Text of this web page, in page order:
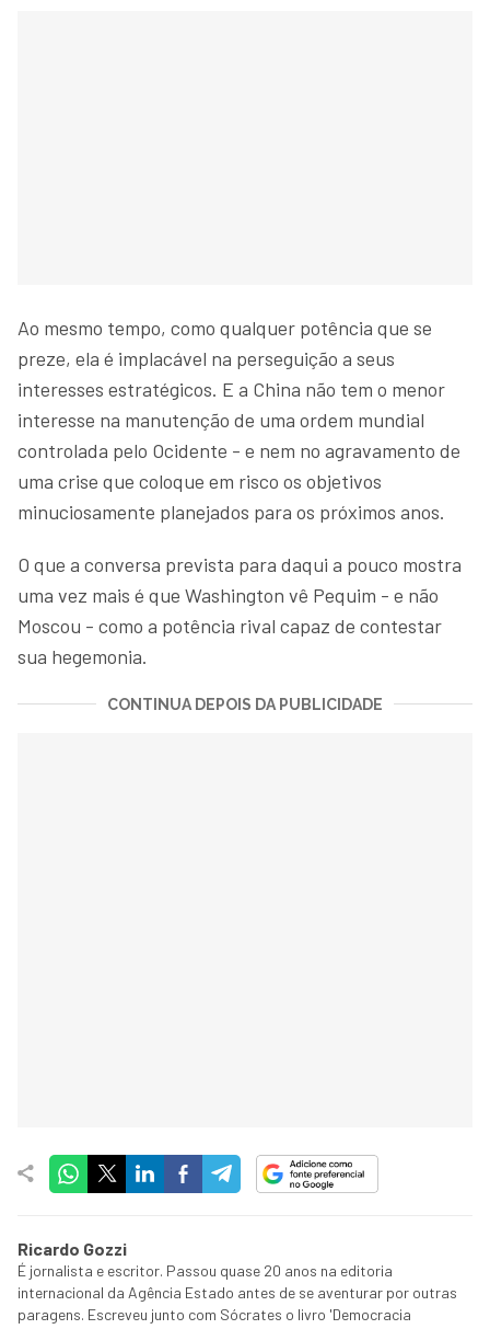
Ao mesmo tempo, como qualquer potência que se
preze, ela é implacável na perseguição a seus
interesses estratégicos. E a China não tem o menor
interesse na manutenção de uma ordem mundial
controlada pelo Ocidente - e nem no agravamento de
uma crise que coloque em risco os objetivos
minuciosamente planejados para os próximos anos.
O que a conversa prevista para daqui a pouco mostra
uma vez mais é que Washington vê Pequim - e não
Moscou - como a potência rival capaz de contestar
sua hegemonia.
CONTINUA DEPOIS DA PUBLICIDADE
Ricardo Gozzi
É jornalista e escritor. Passou quase 20 anos na editoria
internacional da Agência Estado antes de se aventurar por outras
paragens. Escreveu junto com Sócrates o livro 'Democracia